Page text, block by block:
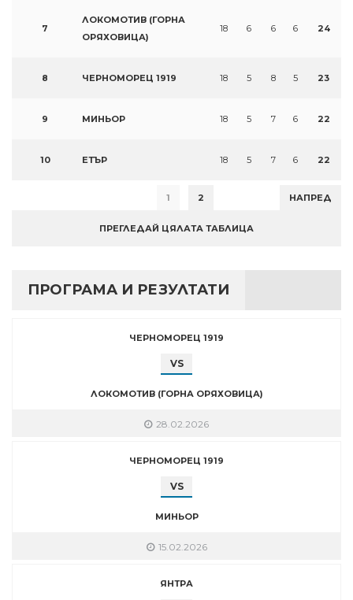
7
ЛОКОМОТИВ (ГОРНА
ОРЯХОВИЦА)
18 6 6 6 24
8 ЧЕРНОМОРЕЦ 1919 18 5 8 5 23
9 МИНЬОР 18 5 7 6 22
10 ЕТЪР 18 5 7 6 22
1 2 НАПРЕД
ПРЕГЛЕДАЙ ЦЯЛАТА ТАБЛИЦА
ПРОГРАМА И РЕЗУЛТАТИ
ЧЕРНОМОРЕЦ 1919
VS
ЛОКОМОТИВ (ГОРНА ОРЯХОВИЦА)
28.02.2026
ЧЕРНОМОРЕЦ 1919
VS
МИНЬОР
15.02.2026
ЯНТРА